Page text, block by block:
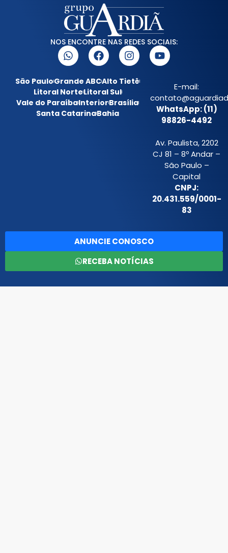
NOS ENCONTRE NAS REDES SOCIAIS:
São PauloGrande ABCAlto Tietê
Litoral NorteLitoral Sul
Vale do ParaíbaInteriorBrasília
Santa CatarinaBahia
E-mail:
WhatsApp: (11)
98826-4492
Av. Paulista, 2202
CJ 81 – 8º Andar –
São Paulo –
Capital
CNPJ:
20.431.559/0001-
83
ANUNCIE CONOSCO
RECEBA NOTÍCIAS